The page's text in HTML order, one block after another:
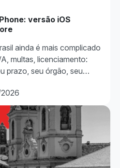
versão iOS
ainda é mais complicado
multas, licenciamento:
prazo, seu órgão, seu…